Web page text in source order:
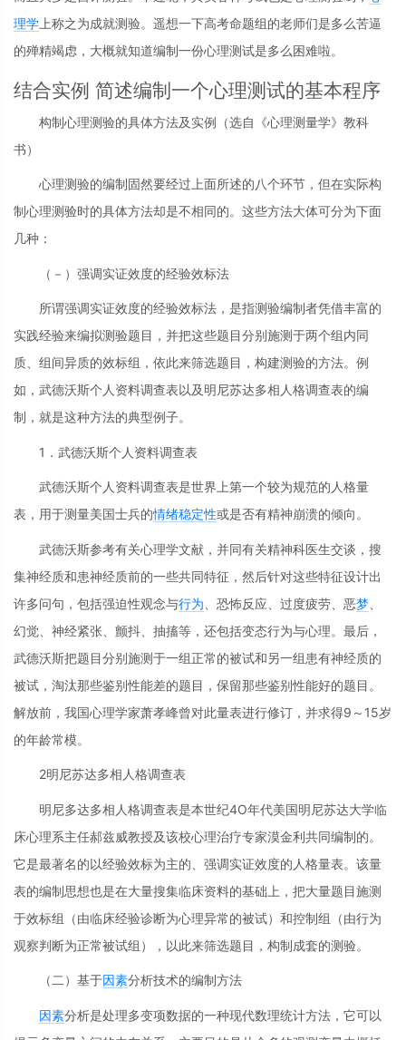
理学 上称之为成就测验。遥想一下高考命题组的老师们是多么苦逼
的殚精竭虑，大概就知道编制一份心理测试是多么困难啦。
结合实例 简述编制一个心理测试的基本程序
构制心理测验的具体方法及实例（选自《心理测量学》教科
书）
心理测验的编制固然要经过上面所述的八个环节，但在实际构
制心理测验时的具体方法却是不相同的。这些方法大体可分为下面
几种：
（－）强调实证效度的经验效标法
所谓强调实证效度的经验效标法，是指测验编制者凭借丰富的
实践经验来编拟测验题目，并把这些题目分别施测于两个组内同
质、组间异质的效标组，依此来筛选题目，构建测验的方法。例
如，武德沃斯个人资料调查表以及明尼苏达多相人格调查表的编
制，就是这种方法的典型例子。
1．武德沃斯个人资料调查表
武德沃斯个人资料调查表是世界上第一个较为规范的人格量
表，用于测量美国士兵的情绪稳定性或是否有精神崩溃的倾向。
武德沃斯参考有关心理学文献，并同有关精神科医生交谈，搜
集神经质和患神经质前的一些共同特征，然后针对这些特征设计出
许多问句，包括强迫性观念与行为 、恐怖反应、过度疲劳、恶梦
幻觉、神经紧张、颤抖、抽搐等，还包括变态行为与心理。最后，
武德沃斯把题目分别施测于一组正常的被试和另一组患有神经质的
被试，淘汰那些鉴别性能差的题目，保留那些鉴别性能好的题目。
解放前，我国心理学家萧孝峰曾对此量表进行修订，并求得9～15岁
的年龄常模。
2明尼苏达多相人格调查表
明尼多达多相人格调查表是本世纪4O年代美国明尼苏达大学临
床心理系主任郝兹威教授及该校心理治疗专家漠金利共同编制的。
它是最著名的以经验效标为主的、强调实证效度的人格量表。该量
表的编制思想也是在大量搜集临床资料的基础上，把大量题目施测
于效标组（由临床经验诊断为心理异常的被试）和控制组（由行为
观察判断为正常被试组），以此来筛选题目，构制成套的测验。
（二）基于因素分析技术的编制方法
因素分析是处理多变项数据的一种现代数理统计方法，它可以